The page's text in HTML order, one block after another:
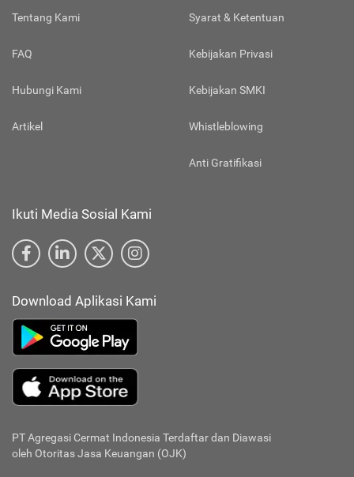
Tentang Kami
FAQ
Hubungi Kami
Artikel
Syarat & Ketentuan
Kebijakan Privasi
Kebijakan SMKI
Whistleblowing
Anti Gratifikasi
Ikuti Media Sosial Kami
Download Aplikasi Kami
PT Agregasi Cermat Indonesia Terdaftar dan Diawasi
oleh Otoritas Jasa Keuangan (OJK)